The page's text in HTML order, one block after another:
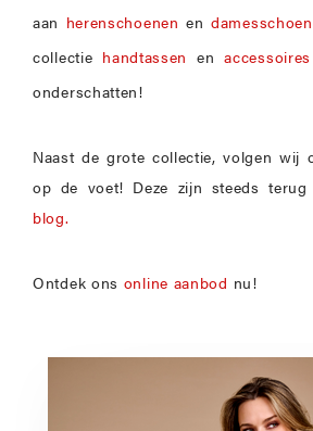
aan herenschoenen en
collectie handtassen enaccessoires
onderschatten!
Naast de grote collectie, volgen wij
op de voet! Deze zijn steeds
blog.
Ontdek ons online aanbod nu!